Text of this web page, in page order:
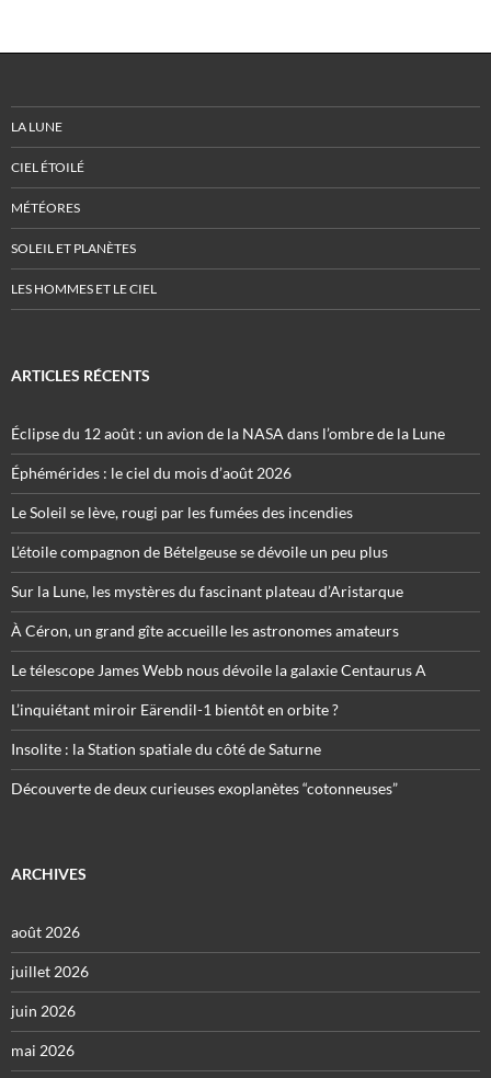
LA LUNE
CIEL ÉTOILÉ
MÉTÉORES
SOLEIL ET PLANÈTES
LES HOMMES ET LE CIEL
ARTICLES RÉCENTS
Éclipse du 12 août : un avion de la NASA dans l’ombre de la Lune
Éphémérides : le ciel du mois d’août 2026
Le Soleil se lève, rougi par les fumées des incendies
L’étoile compagnon de Bételgeuse se dévoile un peu plus
Sur la Lune, les mystères du fascinant plateau d’Aristarque
À Céron, un grand gîte accueille les astronomes amateurs
Le télescope James Webb nous dévoile la galaxie Centaurus A
L’inquiétant miroir Eärendil-1 bientôt en orbite ?
Insolite : la Station spatiale du côté de Saturne
Découverte de deux curieuses exoplanètes “cotonneuses”
ARCHIVES
août 2026
juillet 2026
juin 2026
mai 2026